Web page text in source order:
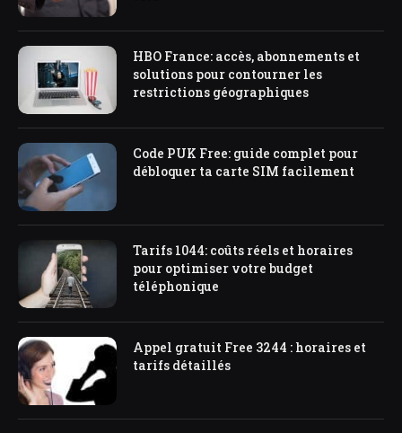
HBO France: accès, abonnements et
solutions pour contourner les
restrictions géographiques
Code PUK Free: guide complet pour
débloquer ta carte SIM facilement
Tarifs 1044: coûts réels et horaires
pour optimiser votre budget
téléphonique
Appel gratuit Free 3244 : horaires et
tarifs détaillés